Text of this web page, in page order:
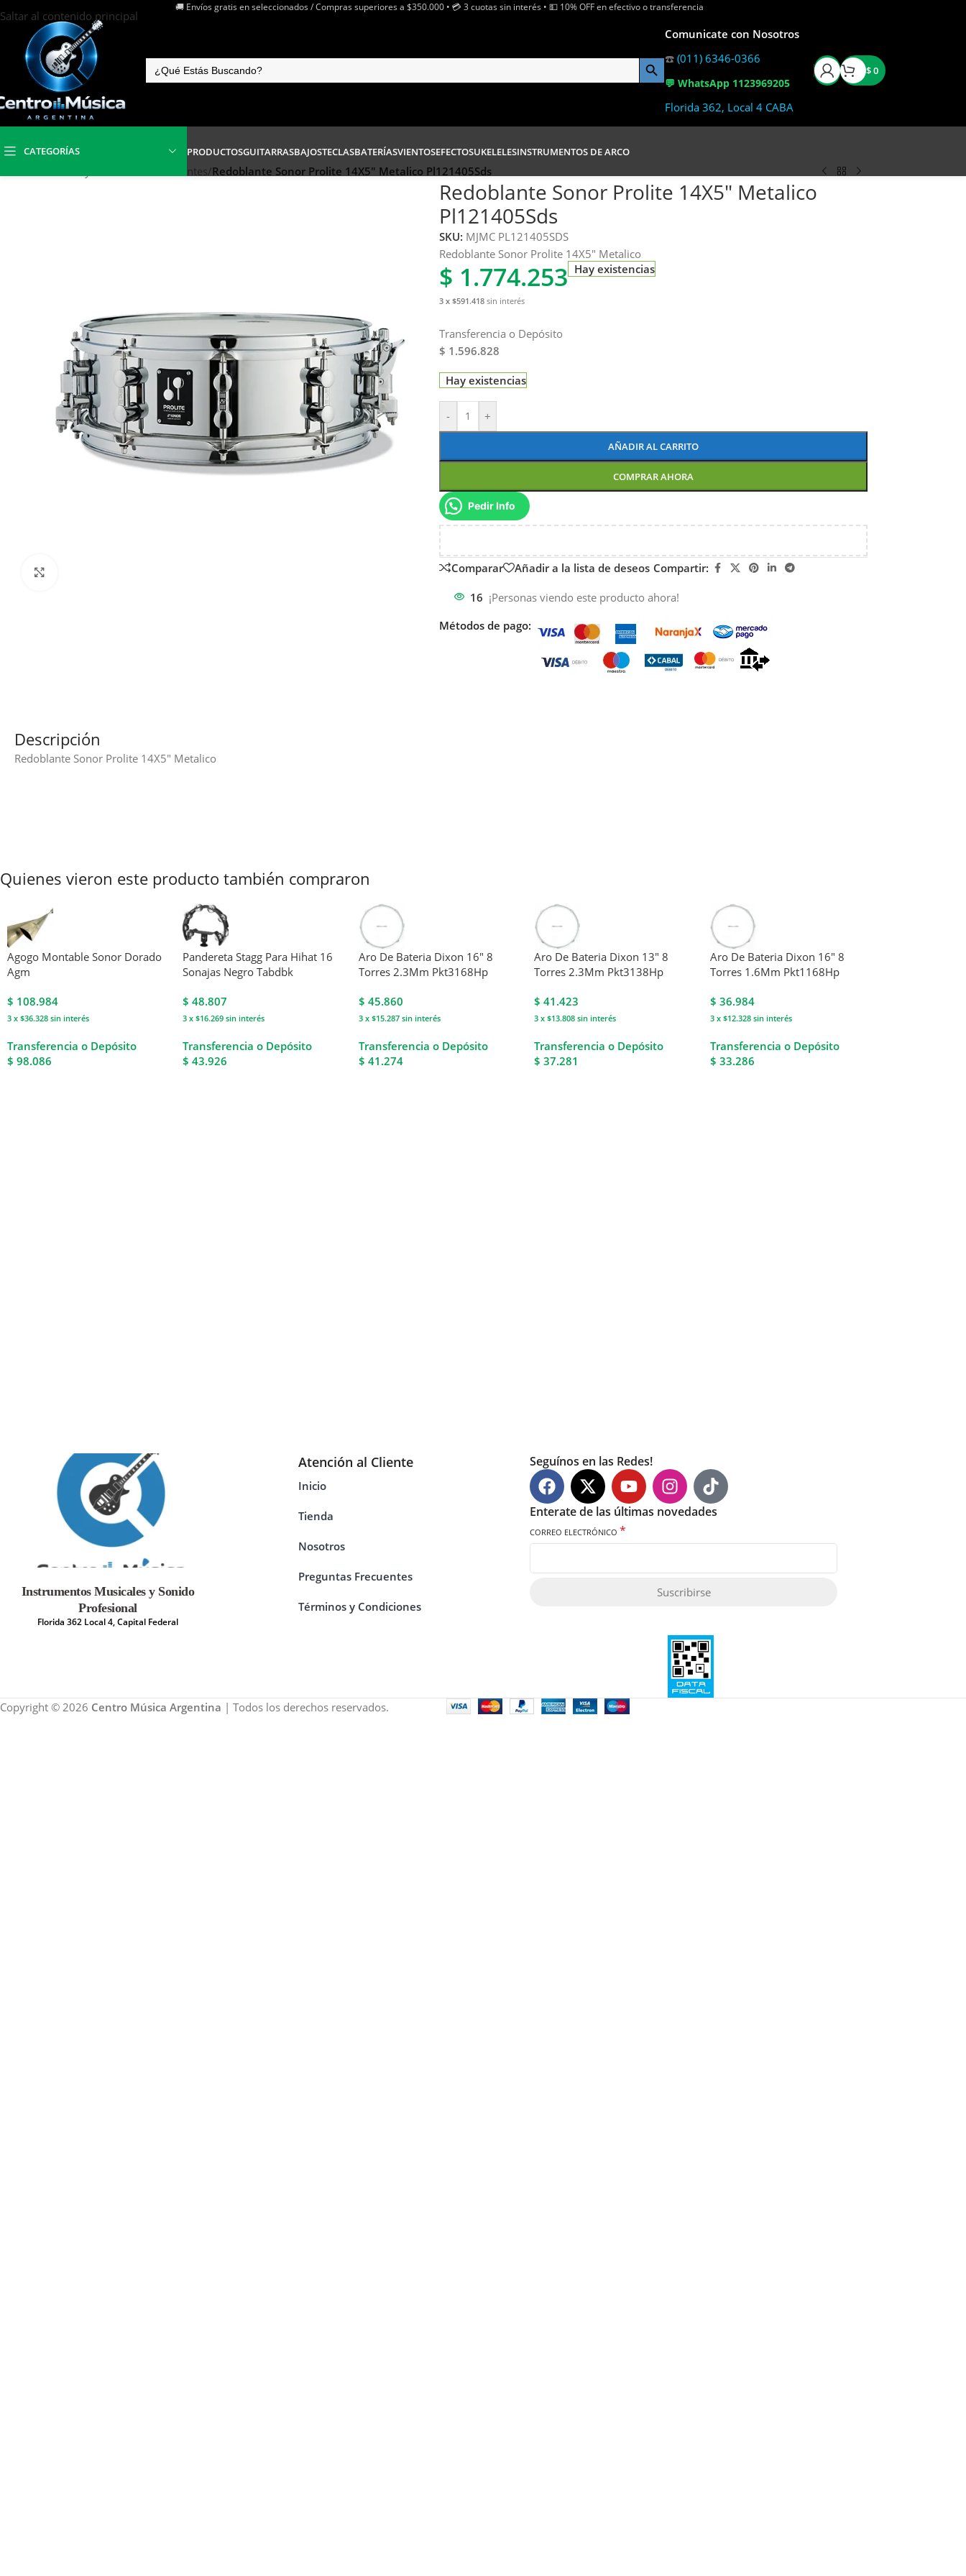
Saltar al contenido principal
🚚 Envíos gratis en seleccionados / Compras superiores a $350.000 • 💳 3 cuotas sin interés • 💵 10% OFF en efectivo o transferencia
Comunicate con Nosotros
☎️ (011) 6346-0366
💬 WhatsApp 1123969205
Florida 362, Local 4 CABA
$0
CATEGORÍAS PRODUCTOSGUITARRASBAJOSTECLASBATERÍASVIENTOSEFECTOSUKELELESINSTRUMENTOS DE ARCO
Redoblantes/Redoblante Sonor Prolite 14X5″ Metalico Pl121405Sds
Redoblante Sonor Prolite 14X5″ Metalico
Pl121405Sds
SKU: MJMC PL121405SDS
Redoblante Sonor Prolite 14X5″ Metalico
$ 1.774.253
3 x $591.418 sin interés
Transferencia o Depósito
$ 1.596.828
Hay existencias
Hay existencias
- +
AÑADIR AL CARRITO
COMPRAR AHORA
Pedir Info
Comparar Añadir a la lista de deseos Compartir:
16 ¡Personas viendo este producto ahora!
Métodos de pago:
Descripción
Redoblante Sonor Prolite 14X5″ Metalico
Quienes vieron este producto también compraron
Agogo Montable Sonor Dorado
Agm
$ 108.984
3 x $36.328 sin interés
Transferencia o Depósito
$ 98.086
Pandereta Stagg Para Hihat 16
Sonajas Negro Tabdbk
$ 48.807
3 x $16.269 sin interés
Transferencia o Depósito
$ 43.926
Aro De Bateria Dixon 16″ 8
Torres 2.3Mm Pkt3168Hp
$ 45.860
3 x $15.287sin interés
Transferencia o Depósito
$ 41.274
Aro De Bateria Dixon 13″ 8
Torres 2.3Mm Pkt3138Hp
$ 41.423
3 x $13.808 sin interés
Transferencia o Depósito
$ 37.281
Aro De Bateria Dixon 16″ 8
Torres 1.6Mm Pkt1168Hp
$ 36.984
3 x $12.328sin interés
Transferencia o Depósito
$ 33.286
Instrumentos Musicales y Sonido
Profesional
Florida 362 Local 4, Capital Federal
Atención al Cliente
Inicio
Tienda
Nosotros
Preguntas Frecuentes
Términos y Condiciones
Seguínos en las Redes!
Enterate de las últimas novedades
CORREO ELECTRÓNICO *
Suscribirse
Copyright © 2026 Centro Música Argentina | Todos los derechos reservados.